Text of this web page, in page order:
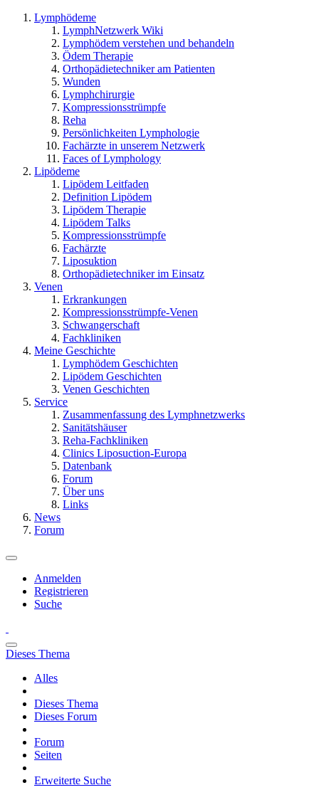
Lymphödeme
LymphNetzwerk Wiki
Lymphödem verstehen und behandeln
Ödem Therapie
Orthopädietechniker am Patienten
Wunden
Lymphchirurgie
Kompressionsstrümpfe
Reha
Persönlichkeiten Lymphologie
Fachärzte in unserem Netzwerk
Faces of Lymphology
Lipödeme
Lipödem Leitfaden
Definition Lipödem
Lipödem Therapie
Lipödem Talks
Kompressionsstrümpfe
Fachärzte
Liposuktion
Orthopädietechniker im Einsatz
Venen
Erkrankungen
Kompressionsstrümpfe-Venen
Schwangerschaft
Fachkliniken
Meine Geschichte
Lymphödem Geschichten
Lipödem Geschichten
Venen Geschichten
Service
Zusammenfassung des Lymphnetzwerks
Sanitätshäuser
Reha-Fachkliniken
Clinics Liposuction-Europa
Datenbank
Forum
Über uns
Links
News
Forum
Anmelden
Registrieren
Suche
Dieses Thema
Alles
Dieses Thema
Dieses Forum
Forum
Seiten
Erweiterte Suche